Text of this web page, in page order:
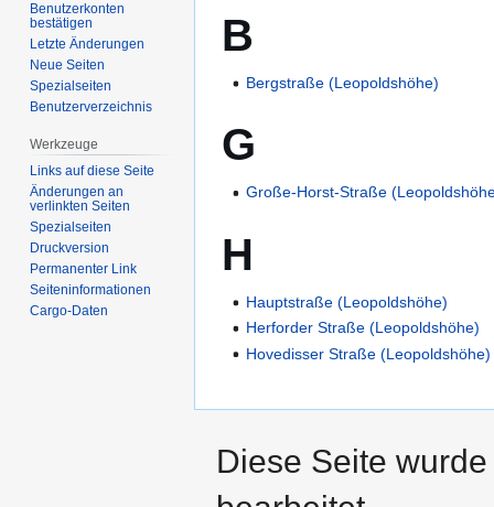
B
Bergstraße (Leopoldshöhe)
G
Große-Horst-Straße
H
Hauptstraße (Leopoldshöhe)
Herforder Straße (Leopoldshöhe)
Hovedisser Straße (Leopoldshöhe)
Benutzerkonten
bestätigen
Letzte Änderungen
Neue Seiten
Spezialseiten
Benutzerverzeichnis
Werkzeuge
Links auf diese Seite
Änderungen an
verlinkten Seiten
Spezialseiten
Druckversion
Permanenter Link
Seiten­­informationen
Cargo-Daten
Diese Seite